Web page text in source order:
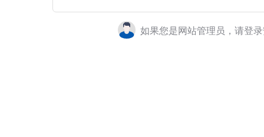
如果您是网站管理员，请登